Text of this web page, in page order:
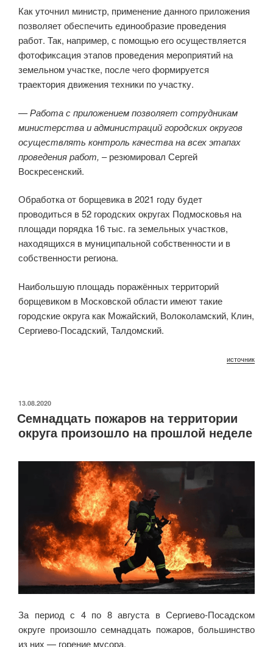
Как уточнил министр, применение данного приложения
позволяет обеспечить единообразие проведения
работ. Так, например, с помощью его осуществляется
фотофиксация этапов проведения мероприятий на
земельном участке, после чего формируется
траектория движения техники по участку.
— Работа с приложением позволяет сотрудникам
министерства и администраций городских округов
осуществлять контроль качества на всех этапах
проведения работ, – резюмировал Сергей
Воскресенский.
Обработка от борщевика в 2021 году будет
проводиться в 52 городских округах Подмосковья на
площади порядка 16 тыс. га земельных участков,
находящихся в муниципальной собственности и в
собственности региона.
Наибольшую площадь поражённых территорий
борщевиком в Московской области имеют такие
городские округа как Можайский, Волоколамский, Клин,
Сергиево-Посадский, Талдомский.
источник
ОПУБЛИКОВАНО
13.08.2020
Семнадцать пожаров на территории
округа произошло на прошлой неделе
За период с 4 по 8 августа в Сергиево-Посадском
округе произошло семнадцать пожаров, большинство
из них — горение мусора.